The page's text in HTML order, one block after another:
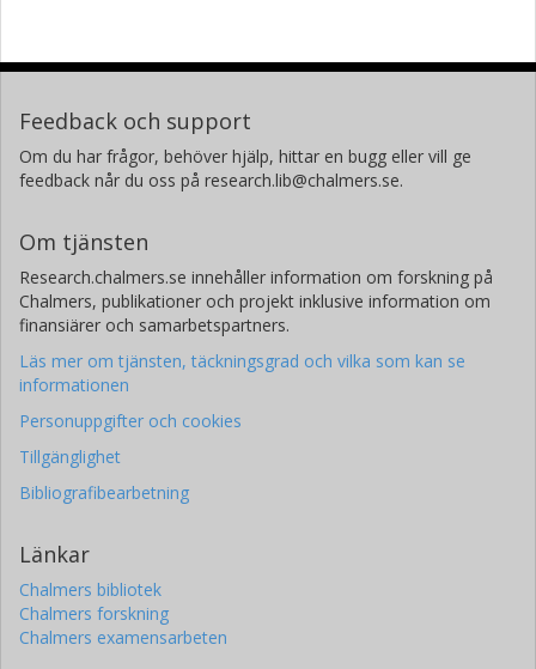
Feedback och support
Om du har frågor, behöver hjälp, hittar en bugg eller vill ge
feedback når du oss på research.lib@chalmers.se.
Om tjänsten
Research.chalmers.se innehåller information om forskning på
Chalmers, publikationer och projekt inklusive information om
finansiärer och samarbetspartners.
Läs mer om tjänsten, täckningsgrad och vilka som kan se
informationen
Personuppgifter och cookies
Tillgänglighet
Bibliografibearbetning
Länkar
Chalmers bibliotek
Chalmers forskning
Chalmers examensarbeten